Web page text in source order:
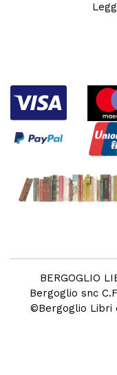
BERGOGLIO
Bergoglio snc
©Bergoglio Libri